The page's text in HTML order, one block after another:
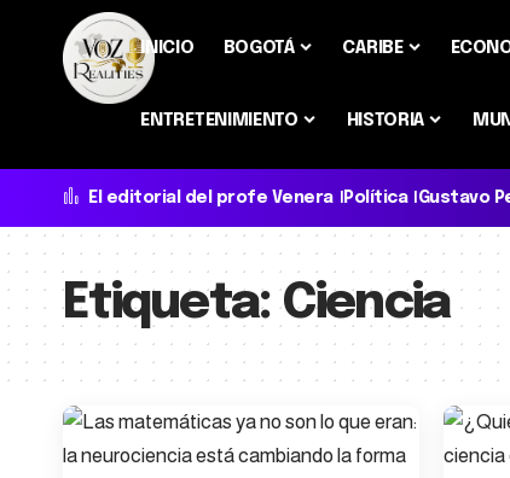
INICIO BOGOTÁ CARIBE
ENTRETENIMIENTO HISTORIA
El editorial del profe Venera Política Gustavo
Etiqueta:Ciencia